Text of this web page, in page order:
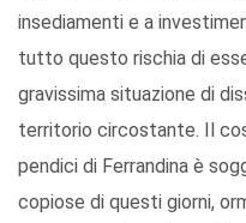
insediamenti e a
tutto questo rischia di
gravissima situazione di
territorio circostante. Il
pendici di Ferrandina è
copiose di questi giorni,